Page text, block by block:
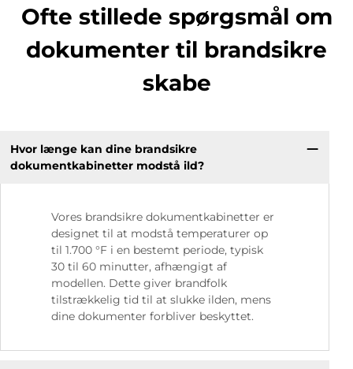
Ofte stillede spørgsmål om
dokumenter til brandsikre
skabe
Hvor længe kan dine brandsikre
dokumentkabinetter modstå ild?
Vores brandsikre dokumentkabinetter er
designet til at modstå temperaturer op
til 1.700 °F i en bestemt periode, typisk
30 til 60 minutter, afhængigt af
modellen. Dette giver brandfolk
tilstrækkelig tid til at slukke ilden, mens
dine dokumenter forbliver beskyttet.